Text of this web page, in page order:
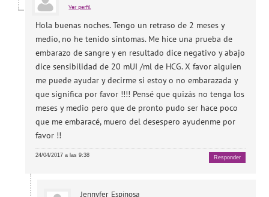
Ver perfil
Hola buenas noches. Tengo un retraso de 2 meses y
medio, no he tenido síntomas. Me hice una prueba de
embarazo de sangre y en resultado dice negativo y abajo
dice sensibilidad de 20 mUI /ml de HCG. X favor alguien
me puede ayudar y decirme si estoy o no embarazada y
que significa por favor !!!! Pensé que quizás no tenga los
meses y medio pero que de pronto pudo ser hace poco
que me embaracé, muero del desespero ayudenme por
favor !!
24/04/2017 a las 9:38 Responder
Jennyfer_Espinosa